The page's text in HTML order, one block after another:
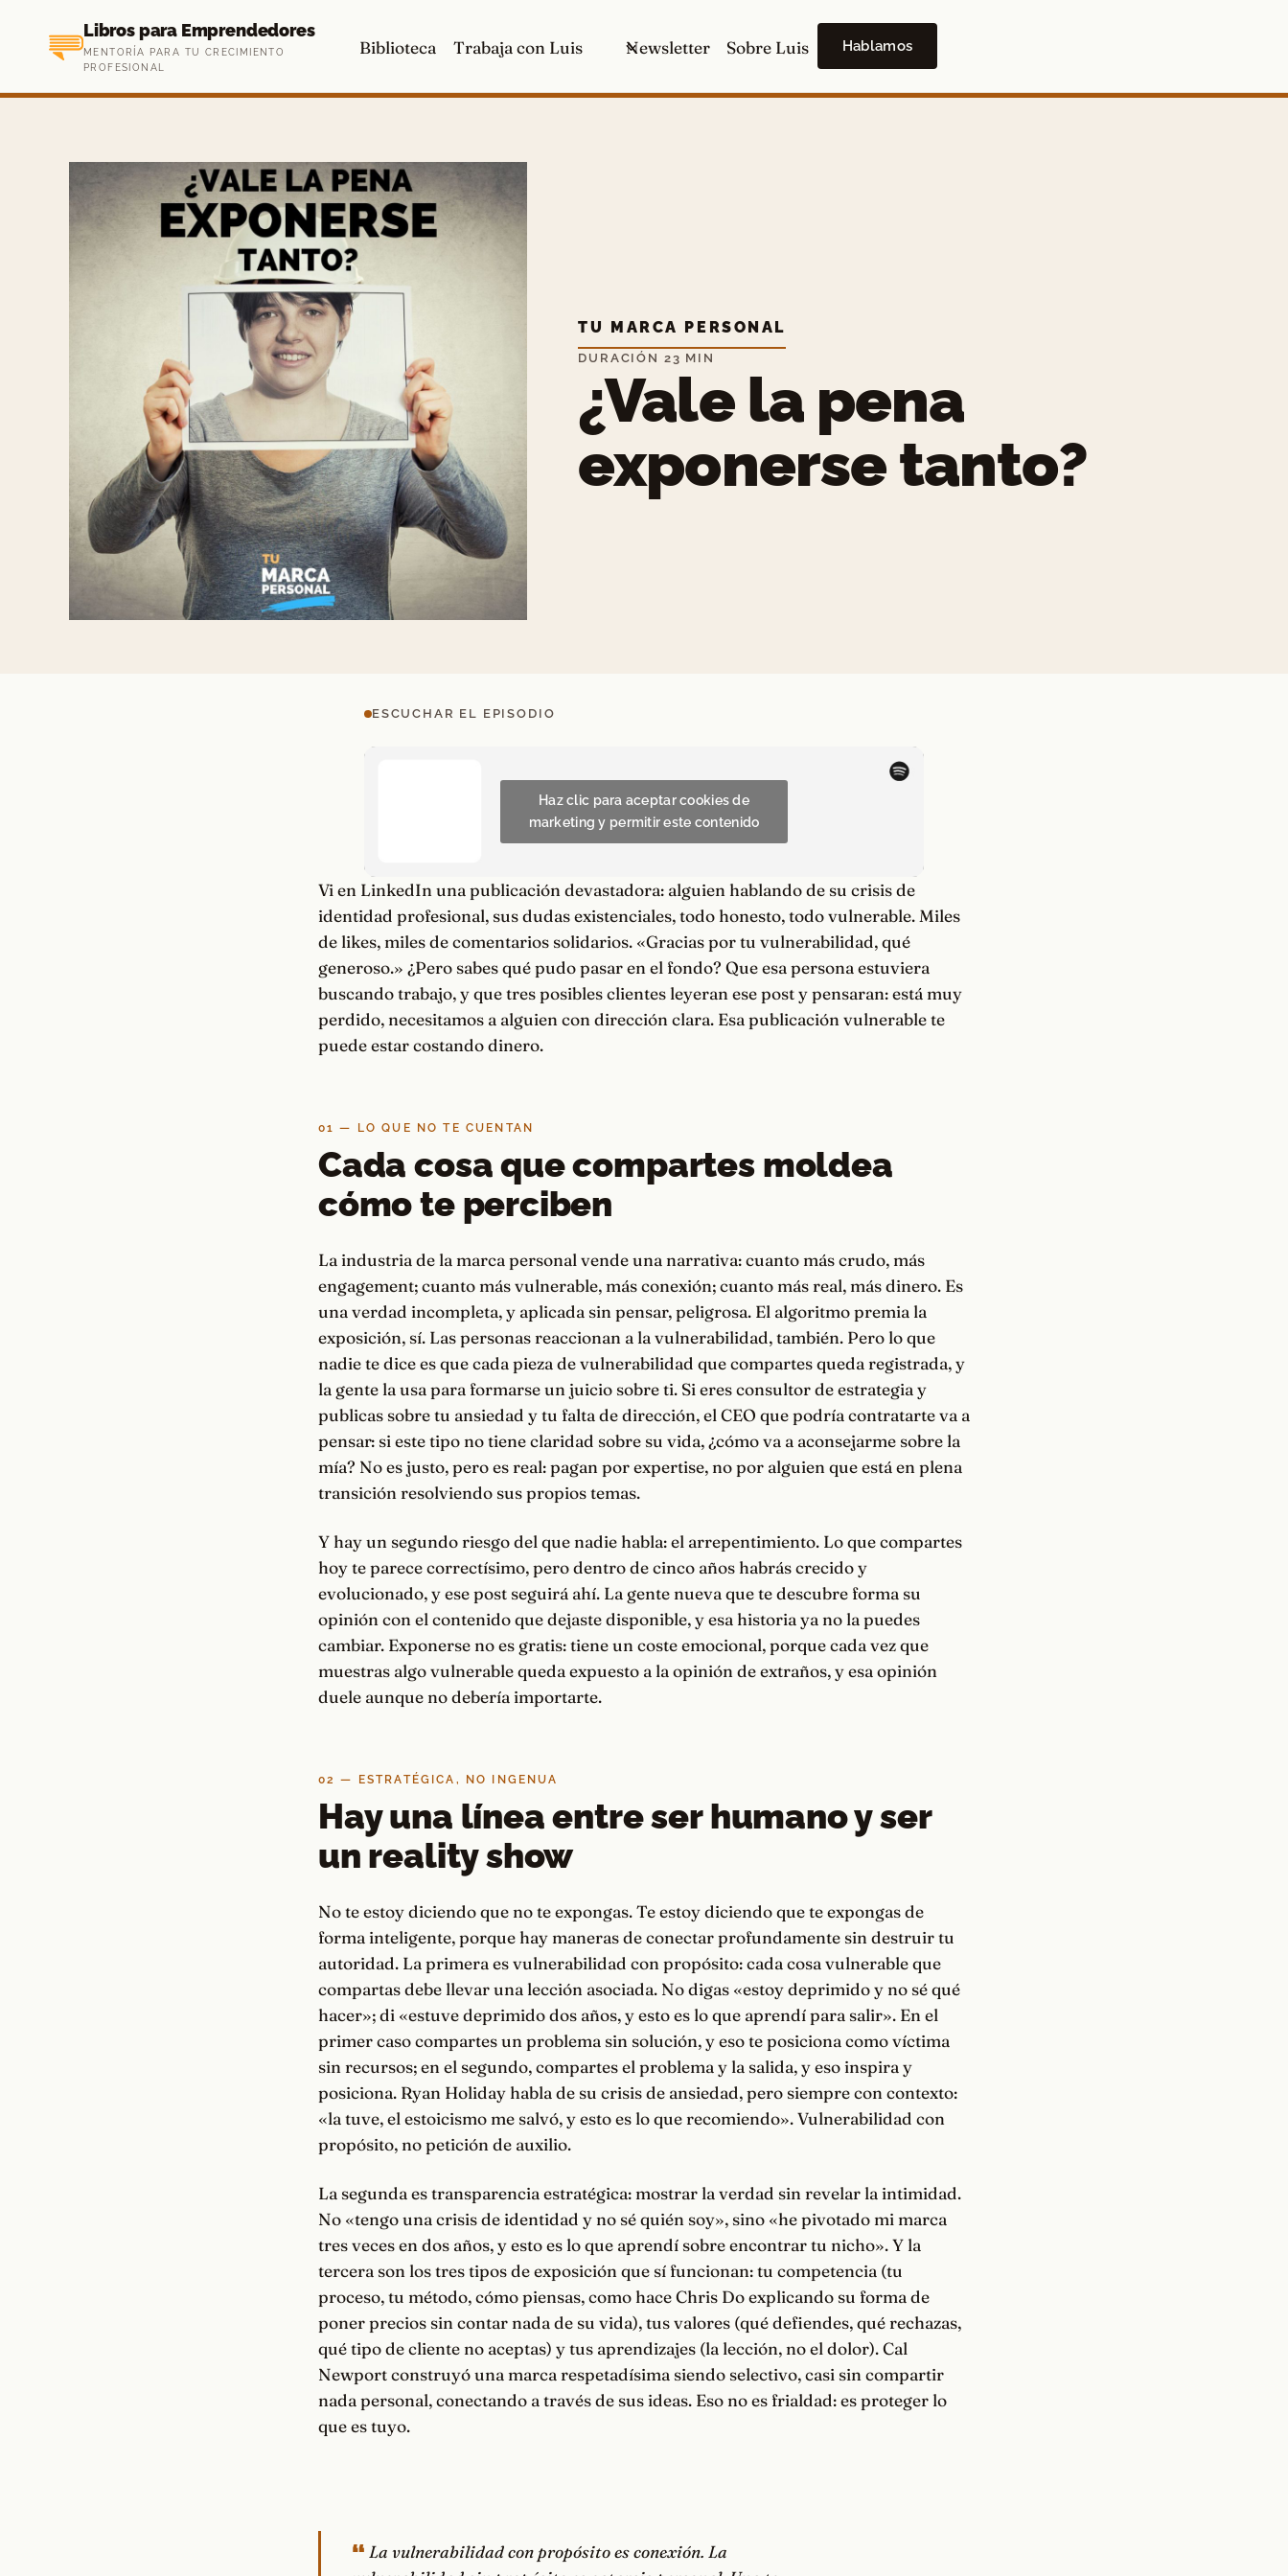
contenido
Libros para Emprendedores
MENTORÍA PARA TU CRECIMIENTO
PROFESIONAL
Biblioteca Trabaja con Luis Newsletter Sobre Luis Hablamos
TU MARCA PERSONAL
DURACIÓN 23 MIN
¿Vale la pena
exponerse tanto?
ESCUCHAR EL EPISODIO
Haz clic para aceptar cookies de
marketing y permitir este contenido
Vi en LinkedIn una publicación devastadora: alguien hablando de su crisis de
identidad profesional, sus dudas existenciales, todo honesto, todo vulnerable. Miles
de likes, miles de comentarios solidarios. «Gracias por tu vulnerabilidad, qué
generoso.» ¿Pero sabes qué pudo pasar en el fondo? Que esa persona estuviera
buscando trabajo, y que tres posibles clientes leyeran ese post y pensaran: está muy
perdido, necesitamos a alguien con dirección clara. Esa publicación vulnerable te
puede estar costando dinero.
01 — LO QUE NO TE CUENTAN
Cada cosa que compartes moldea
cómo te perciben
La industria de la marca personal vende una narrativa: cuanto más crudo, más
engagement; cuanto más vulnerable, más conexión; cuanto más real, más dinero. Es
una verdad incompleta, y aplicada sin pensar, peligrosa. El algoritmo premia la
exposición, sí. Las personas reaccionan a la vulnerabilidad, también. Pero lo que
nadie te dice es que cada pieza de vulnerabilidad que compartes queda registrada, y
la gente la usa para formarse un juicio sobre ti. Si eres consultor de estrategia y
publicas sobre tu ansiedad y tu falta de dirección, el CEO que podría contratarte va a
pensar: si este tipo no tiene claridad sobre su vida, ¿cómo va a aconsejarme sobre la
mía? No es justo, pero es real: pagan por expertise, no por alguien que está en plena
transición resolviendo sus propios temas.
Y hay un segundo riesgo del que nadie habla: el arrepentimiento. Lo que compartes
hoy te parece correctísimo, pero dentro de cinco años habrás crecido y
evolucionado, y ese post seguirá ahí. La gente nueva que te descubre forma su
opinión con el contenido que dejaste disponible, y esa historia ya no la puedes
cambiar. Exponerse no es gratis: tiene un coste emocional, porque cada vez que
muestras algo vulnerable queda expuesto a la opinión de extraños, y esa opinión
duele aunque no debería importarte.
02 — ESTRATÉGICA, NO INGENUA
Hay una línea entre ser humano y ser
un reality show
No te estoy diciendo que no te expongas. Te estoy diciendo que te expongas de
forma inteligente, porque hay maneras de conectar profundamente sin destruir tu
autoridad. La primera es vulnerabilidad con propósito: cada cosa vulnerable que
compartas debe llevar una lección asociada. No digas «estoy deprimido y no sé qué
hacer»; di «estuve deprimido dos años, y esto es lo que aprendí para salir». En el
primer caso compartes un problema sin solución, y eso te posiciona como víctima
sin recursos; en el segundo, compartes el problema y la salida, y eso inspira y
posiciona. Ryan Holiday habla de su crisis de ansiedad, pero siempre con contexto:
«la tuve, el estoicismo me salvó, y esto es lo que recomiendo». Vulnerabilidad con
propósito, no petición de auxilio.
La segunda es transparencia estratégica: mostrar la verdad sin revelar la intimidad.
No «tengo una crisis de identidad y no sé quién soy», sino «he pivotado mi marca
tres veces en dos años, y esto es lo que aprendí sobre encontrar tu nicho». Y la
tercera son los tres tipos de exposición que sí funcionan: tu competencia (tu
proceso, tu método, cómo piensas, como hace Chris Do explicando su forma de
poner precios sin contar nada de su vida), tus valores (qué defiendes, qué rechazas,
qué tipo de cliente no aceptas) y tus aprendizajes (la lección, no el dolor). Cal
Newport construyó una marca respetadísima siendo selectivo, casi sin compartir
nada personal, conectando a través de sus ideas. Eso no es frialdad: es proteger lo
que es tuyo.
La vulnerabilidad con propósito es conexión. La